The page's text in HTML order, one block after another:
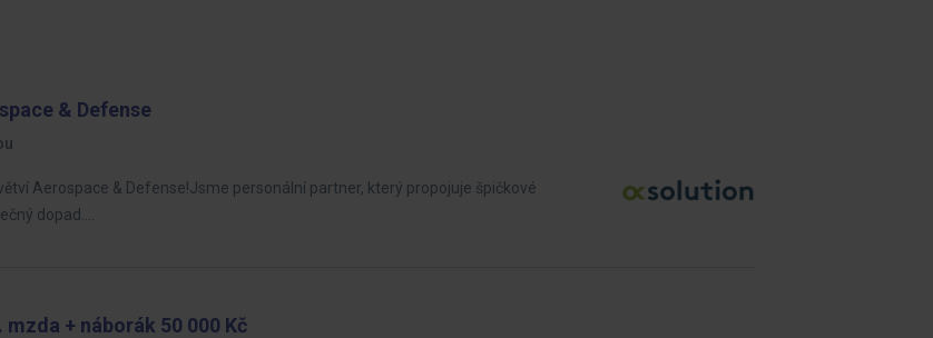
& Defense
Aerospace & Defense!Jsme personální partner, který propojuje špičkové
dopad.…
+ náborák 50 000 Kč